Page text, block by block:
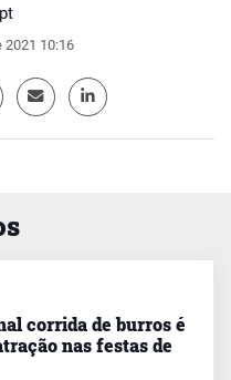
2021 10:16
corrida de burros é
nas festas de